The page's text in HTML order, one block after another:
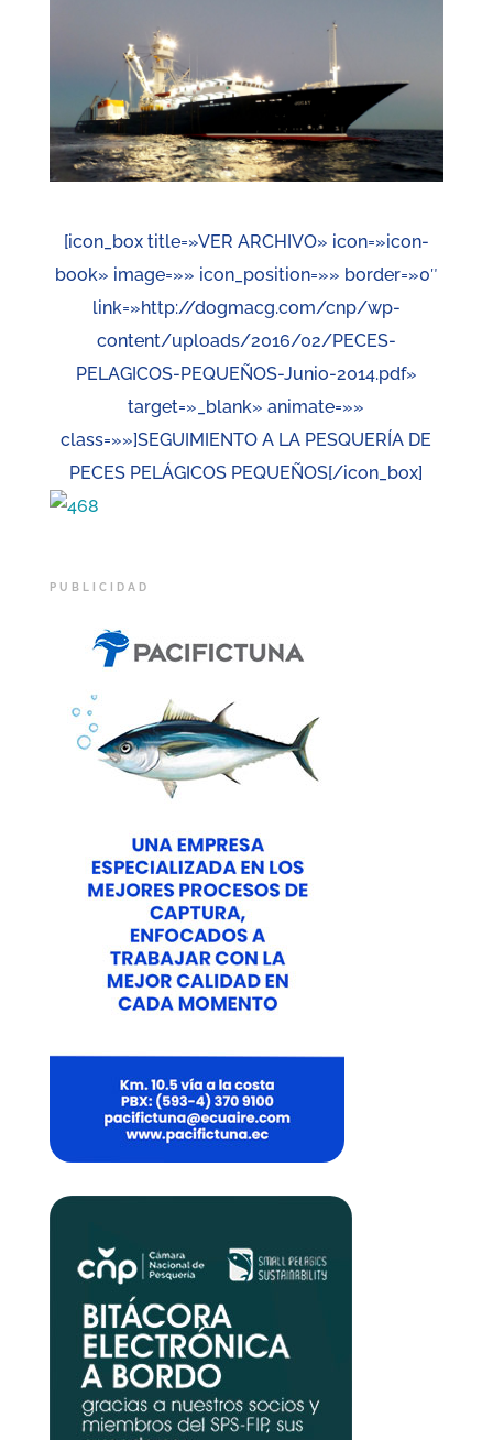
[icon_box title=»VER ARCHIVO» icon=»icon-
book» image=»» icon_position=»» border=»0″
link=»http://dogmacg.com/cnp/wp-
content/uploads/2016/02/PECES-
PELAGICOS-PEQUEÑOS-Junio-2014.pdf»
target=»_blank» animate=»»
class=»»]SEGUIMIENTO A LA PESQUERÍA DE
PECES PELÁGICOS PEQUEÑOS[/icon_box]